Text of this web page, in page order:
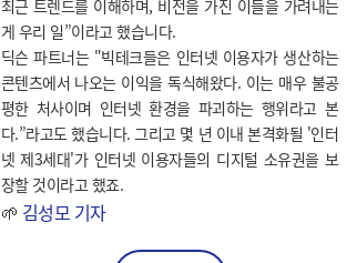
최근 트렌드를 이해하며, 비전을 가진 이들을 가려내는
게 우리 일”이라고 했습니다.
딕슨 파트너는 "빅테크들은 인터넷 이용자가 생산하는
콘텐츠에서 나오는 이익을 독식해왔다. 이는 매우 불공
평한 처사이며 인터넷 환경을 파괴하는 행위라고 본
다.”라고도 했습니다. 그리고 몇 년 이내 본격화될 '인터
넷 제3세대'가 인터넷 이용자들의 디지털 소유권을 보
장할 것이라고 했죠.
🌱 김성모 기자